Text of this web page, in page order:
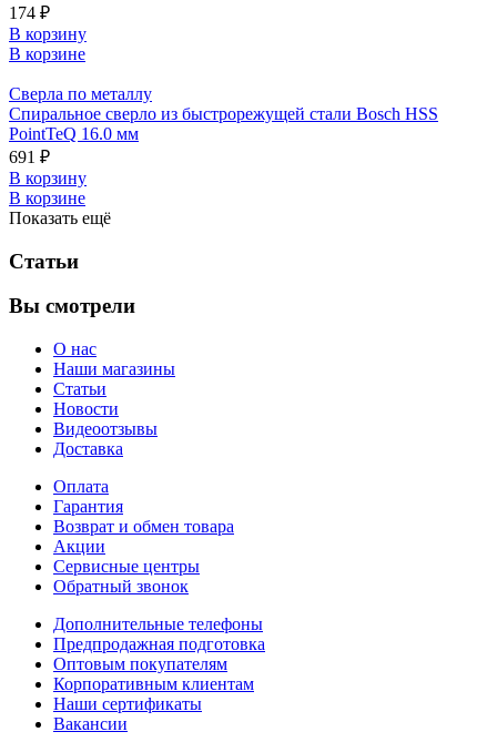
174 ₽
В корзину
В корзине
Сверла по металлу
Спиральное сверло из быстрорежущей стали Bosch HSS
PointTeQ 16.0 мм
691 ₽
В корзину
В корзине
Показать ещё
Статьи
Вы смотрели
О нас
Наши магазины
Статьи
Новости
Видеоотзывы
Доставка
Оплата
Гарантия
Возврат и обмен товара
Акции
Сервисные центры
Обратный звонок
Дополнительные телефоны
Предпродажная подготовка
Оптовым покупателям
Корпоративным клиентам
Наши сертификаты
Вакансии